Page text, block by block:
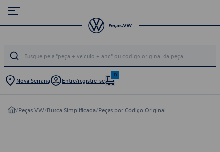
Nova Serrana Entre/registre-se
0
/Peças VW/Busca Simplificada/Peças por Código Original